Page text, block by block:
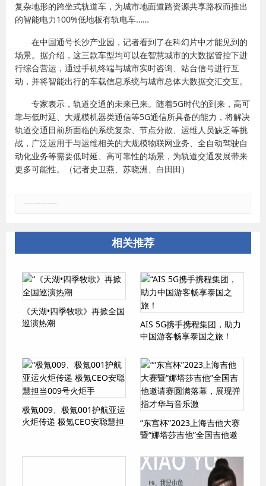
复杂地形的跨坐式轨道车，为城市地面道路资源共享路权而推出
的智能电力100%低地板有轨电车……
在中国通号长沙产业园，记者看到了在科幻片中才能见到的
场景。据介绍，这三款车型均可以在智慧城市的大数据管控下进
行综合营运，通过手机终端与城市实时咨询、站台信号进行互
动，并将智能出行的车载信息系统与城市总体大数据交汇交互。
专家表示，轨道交通的未来已来。随着5G时代的到来，高可
靠与低时延、大规模机器类通信等5G通信所具备的能力，将解决
轨道交通目前所面临的系统复杂、节点分散、运维人员缺乏等挑
战，广泛运用于与运维相关的大规模物联网业务、全自动驾驶自
动化业务等需要低时延、高可靠性的场景，为轨道交通发展带来
更多可能性。（记者史卫燕、苏晓洲、白田田）
相关推荐
《天湖•四季牧歌》再掀全国
巡演热潮
AIS 5G携手携程集团，助力
中国游客畅享泰国之旅！
极氪009、极氪001护航亚运
火炬传递 极氪CEO安聪慧担
“东宫杯”2023上海吉他大赛
暨“娜塔莎吉他”全国吉他邀
华与音乐激